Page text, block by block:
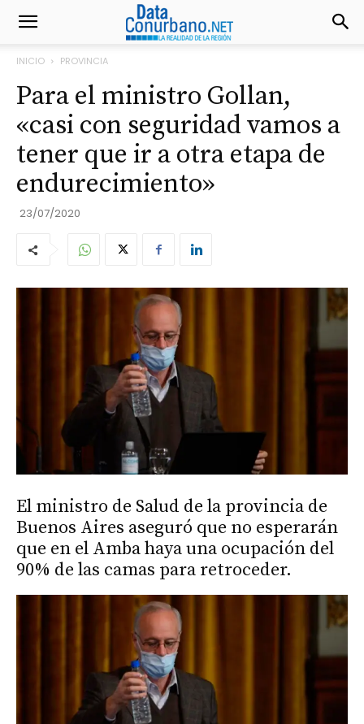
INICIO PROVINCIA
Para el ministro Gollan,
«casi con seguridad vamos a
tener que ir a otra etapa de
endurecimiento»
23/07/2020
El ministro de Salud de la provincia de
Buenos Aires aseguró que no esperarán
que en el Amba haya una ocupación del
90% de las camas para retroceder.